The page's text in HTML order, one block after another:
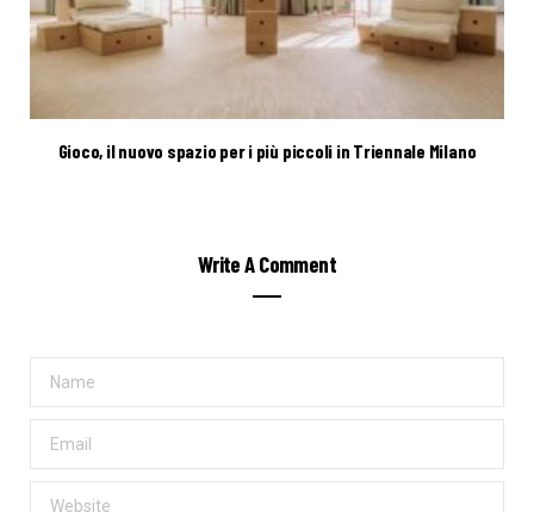
Gioco, il nuovo spazio per i più piccoli in Triennale Milano
Write A Comment